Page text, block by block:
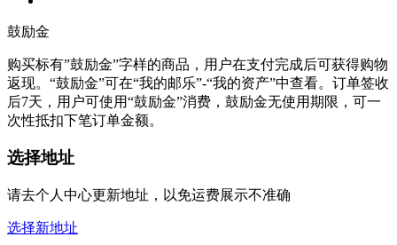
鼓励金
购买标有”鼓励金”字样的商品，用户在支付完成后可获得购物
返现。“鼓励金”可在“我的邮乐”-“我的资产”中查看。订单签收
后7天，用户可使用“鼓励金”消费，鼓励金无使用期限，可一
次性抵扣下笔订单金额。
选择地址
请去个人中心更新地址，以免运费展示不准确
选择新地址